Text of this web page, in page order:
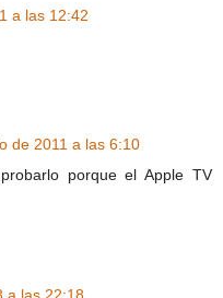
a las 12:42
de 2011 a las 6:10
porque el Apple TV
a las 22:18